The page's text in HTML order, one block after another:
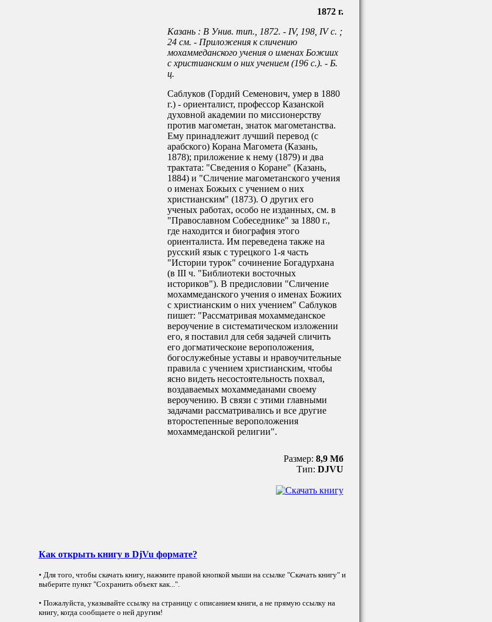
1872 г.
Казань : В Унив. тип., 1872. - IV, 198, IV с. ;
24 см. - Приложения к сличению
мохаммеданского учения о именах Божиих
с христианским о них учением (196 с.). - Б.
ц.
Саблуков (Гордий Семенович, умер в 1880
г.) - ориенталист, профессор Казанской
духовной академии по миссионерству
против магометан, знаток магометанства.
Ему принадлежит лучший перевод (с
арабского) Корана Магомета (Казань,
1878); приложение к нему (1879) и два
трактата: "Сведения о Коране" (Казань,
1884) и "Сличение магометанского учения
о именах Божьих с учением о них
христианским" (1873). О других его
ученых работах, особо не изданных, см. в
"Православном Собеседнике" за 1880 г.,
где находится и биография этого
ориенталиста. Им переведена также на
русский язык с турецкого 1-я часть
"Истории турок" сочинение Богадурхана
(в III ч. "Библиотеки восточных
историков"). В предисловии "Сличение
мохаммеданского учения о именах Божиих
с христианским о них учением" Саблуков
пишет: "Рассматривая мохаммеданское
вероучение в систематическом изложении
его, я поставил для себя задачей сличить
его догматическоие вероположения,
богослужебные уставы и нравоучительные
правила с учением христианским, чтобы
ясно видеть несостоятельность похвал,
воздаваемых мохаммеданами своему
вероучению. В связи с этими главными
задачами рассматривались и все другие
второстепенные вероположения
мохаммеданской религии".
Размер: 8,9 Мб
Тип: DJVU
Как открыть книгу в DjVu формате?
• Для того, чтобы скачать книгу, нажмите правой кнопкой мыши на ссылке "Скачать книгу" и
выберите пункт "Сохранить объект как...".
• Пожалуйста, указывайте ссылку на страницу с описанием книги, а не прямую ссылку на
книгу, когда сообщаете о ней другим!